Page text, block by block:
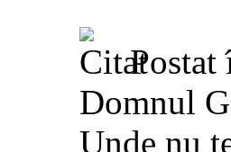
Postat
Domnul
Unde nu